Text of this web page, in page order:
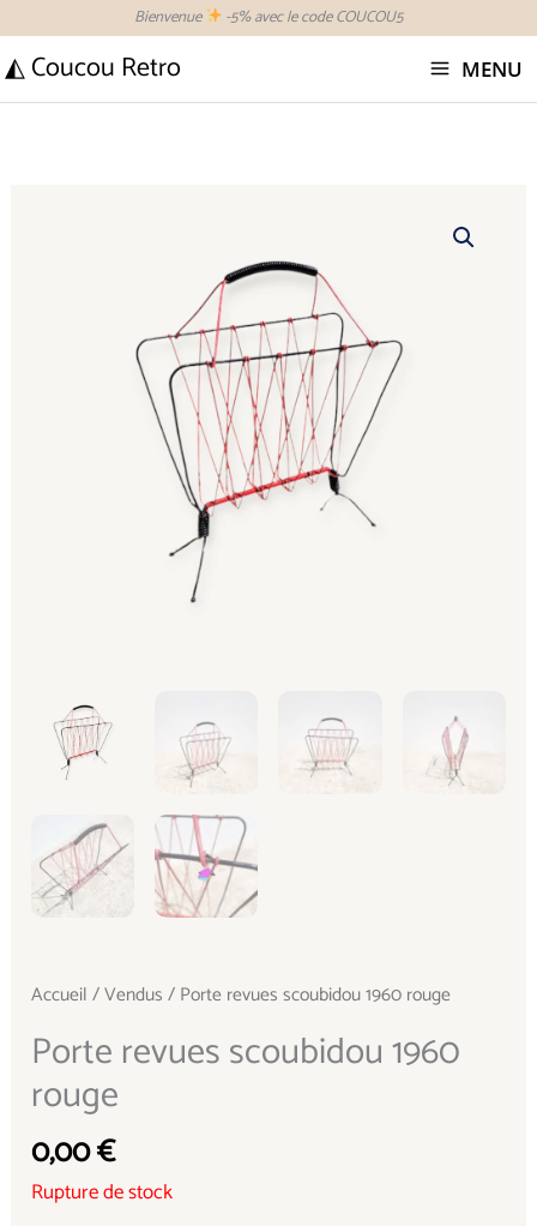
contenu
Bienvenue -5% avec le code COUCOU5
◭ Coucou Retro MENU
Accueil /Vendus / Porte revues scoubidou 1960 rouge
Porte revues scoubidou 1960
rouge
0,00€
Rupture de stock